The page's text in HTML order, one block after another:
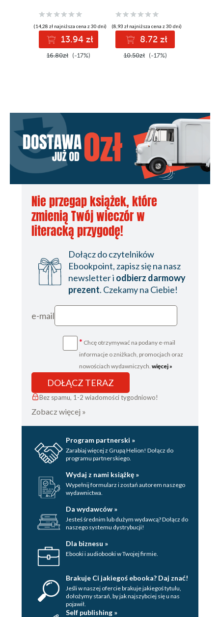
(14,28 zł najniższa cena z 30 dni)
13.94 zł
16.80zł (-17%)
(8,93 zł najniższa cena z 30 dni)
8.72 zł
10.50zł (-17%)
Nie przegap książek, które
zmienią Twój wieczór w
literacką przygodę!
Dołącz do czytelników
Ebookpoint, zapisz się na nasz
newsletter i odbierz darmowy
prezent. Czekamy na Ciebie!
e-mail
* Chcę otrzymywać na podany e-mail
informacje o zniżkach, promocjach oraz
nowościach wydawniczych. więcej »
DOŁĄCZ TERAZ
Bez spamu, 1-2 wiadomości tygodniowo!
Zobacz więcej »
Program partnerski »
Zarabiaj więcej z Grupą Helion! Dołącz do
programu partnerskiego.
Wydaj z nami książkę »
Wypełnij formularz i zostań autorem naszego
wydawnictwa.
Da wydawców »
Jesteś średnim lub dużym wydawcą? Dołącz do
naszego systemu dystrybucji!
Dla biznesu »
Ebooki i audiobooki w Twojej firmie.
Brakuje Ci jakiegoś ebooka? Daj znać!
Jeśli w naszej ofercie brakuje jakiegoś tytulu,
dołożymy starań, by jak najszybciej się u nas
pojawił.
Self publishing »